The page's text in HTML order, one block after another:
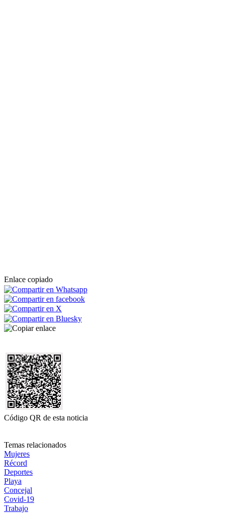
Enlace copiado
Código QR de esta noticia
Temas relacionados
Mujeres
Récord
Deportes
Playa
Concejal
Covid-19
Trabajo